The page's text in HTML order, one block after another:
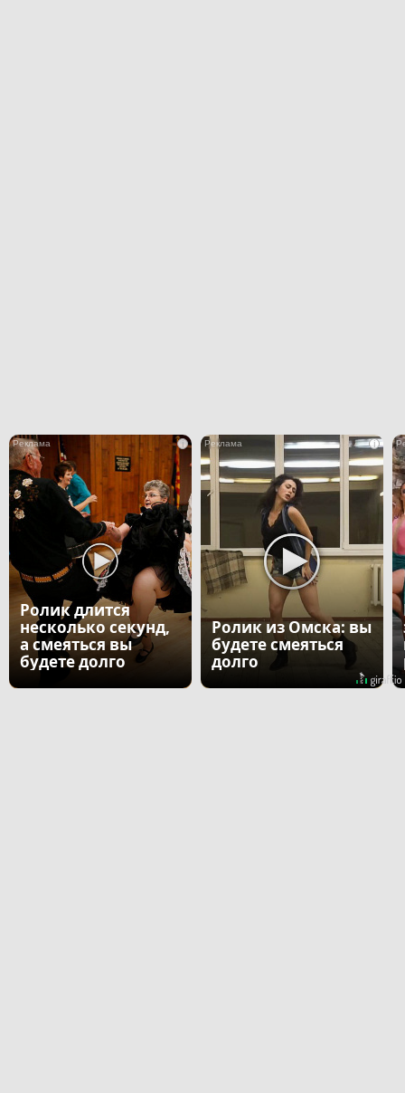
i
Ролик длится
несколько секунд,
а смеяться вы
будете долго
i
Ролик из Омска: вы
будете смеяться
долго